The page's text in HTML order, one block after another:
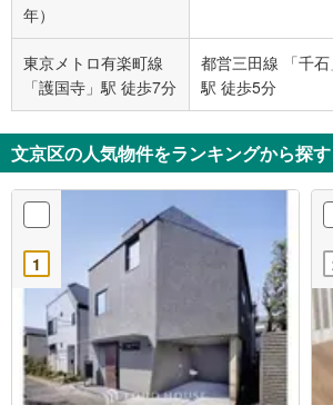
年）
東京メトロ有楽町線
「護国寺」駅 徒歩7分
都営三田線 「千石
駅 徒歩5分
文京区の人気物件をランキングから探す
1